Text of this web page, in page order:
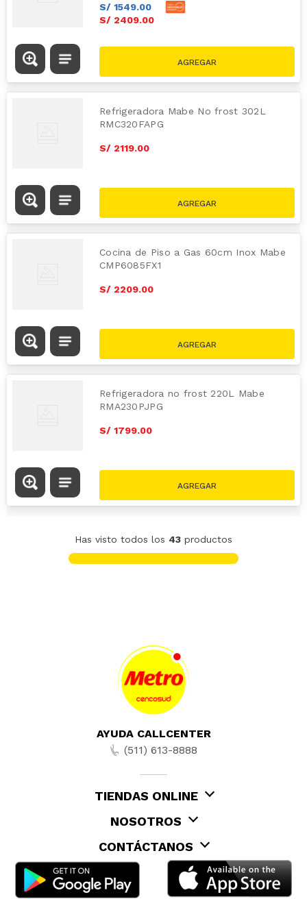
S/ 1549.00
S/ 2409.00
Refrigeradora Mabe No frost 302L
RMC320FAPG
S/ 2119.00
Cocina de Piso a Gas 60cm Inox Mabe
CMP6085FX1
S/ 2209.00
Refrigeradora no frost 220L Mabe
RMA230PJPG
S/ 1799.00
Has visto todos los 43 productos
AYUDA CALLCENTER
(511) 613-8888
TIENDAS ONLINE
NOSOTROS
CONTÁCTANOS